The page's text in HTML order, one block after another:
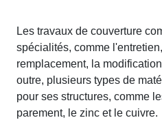
Les travaux de couverture
spécialités, comme
remplacement, la
outre, plusieurs types de
pour ses structures, comme
parement, le zinc et le cuivre.